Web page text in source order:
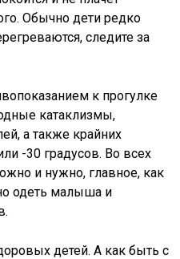
Обычно дети редко
следите за
к прогулке
катаклизмы,
а также крайних
-30 градусов. Во всех
и нужно, главное, как
одеть малыша и
детей. А как быть с